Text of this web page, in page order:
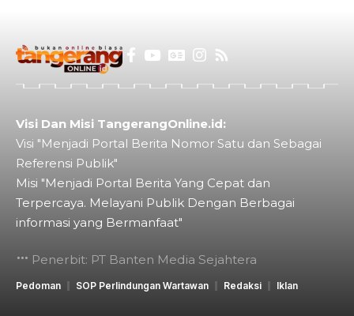
Visi Dan Misi TangerangOnline.id:
Visi "Menjadi Portal Berita Nomor Satu dan Sebagai
Referensi Publik"
Misi "Menjadi Portal Berita Yang Cepat dan
Terpercaya. Melayani Publik Dengan Berbagai
informasi yang Bermanfaat"
Penerbit: PT Banten Media Sejahtera
Pedoman SOP Perlindungan Wartawan Redaksi Iklan